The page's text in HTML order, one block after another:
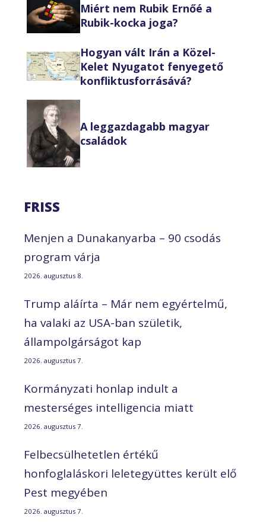
Miért nem Rubik Ernőé a
Rubik-kocka joga?
Hogyan vált Irán a Közel-
Kelet Nyugatot fenyegető
konfliktusforrásává?
A leggazdagabb magyar
családok
FRISS
Menjen a Dunakanyarba – 90 csodás
program várja
2026. augusztus 8.
Trump aláírta – Már nem egyértelmű,
ha valaki az USA-ban születik,
állampolgárságot kap
2026. augusztus 7.
Kormányzati honlap indult a
mesterséges intelligencia miatt
2026. augusztus 7.
Felbecsülhetetlen értékű
honfoglaláskori leletegyüttes került elő
Pest megyében
2026. augusztus 7.